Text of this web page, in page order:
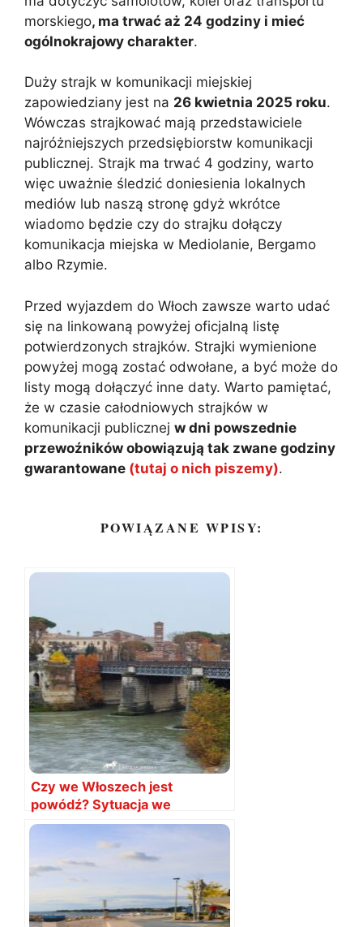
morskiego, ma trwać aż 24 godziny i mieć
ogólnokrajowy charakter.
Duży strajk w komunikacji miejskiej
zapowiedziany jest na 26 kwietnia 2025 roku.
Wówczas strajkować mają przedstawiciele
najróżniejszych przedsiębiorstw komunikacji
publicznej. Strajk ma trwać 4 godziny, warto
więc uważnie śledzić doniesienia lokalnych
mediów lub naszą stronę gdyż wkrótce
wiadomo będzie czy do strajku dołączy
komunikacja miejska w Mediolanie, Bergamo
albo Rzymie.
Przed wyjazdem do Włoch zawsze warto udać
się na linkowaną powyżej oficjalną listę
potwierdzonych strajków. Strajki wymienione
powyżej mogą zostać odwołane, a być może do
listy mogą dołączyć inne daty. Warto pamiętać,
że w czasie całodniowych strajków w
komunikacji publicznej w dni powszednie
przewoźników obowiązują tak zwane godziny
gwarantowane (tutaj o nich piszemy).
POWIĄZANE WPISY:
Czy we Włoszech jest
powódź? Sytuacja we
wrześniu 2024
AKTUALIZACJA